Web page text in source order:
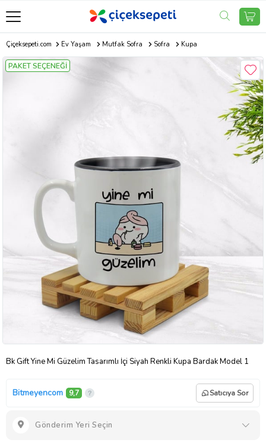
Çiçeksepeti.com Ev Yaşam Mutfak Sofra Sofra Kupa
PAKET SEÇENEĞİ
Bk Gift Yine Mi Güzelim Tasarımlı İçi Siyah Renkli Kupa Bardak Model 1
Bitmeyencom 9,7 Satıcıya Sor
Gönderim Yeri Seçin